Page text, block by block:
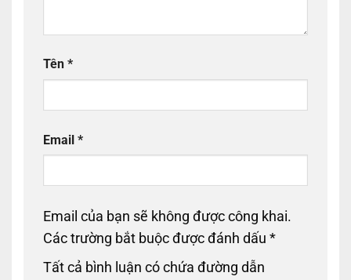
Tên *
Email *
Email của bạn sẽ không được công khai.
Các trường bắt buộc được đánh dấu *
Tất cả bình luận có chứa đường dẫn